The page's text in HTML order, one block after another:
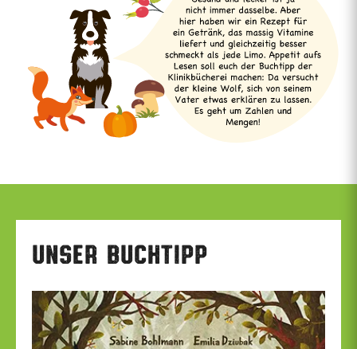
Unser Buchtipp